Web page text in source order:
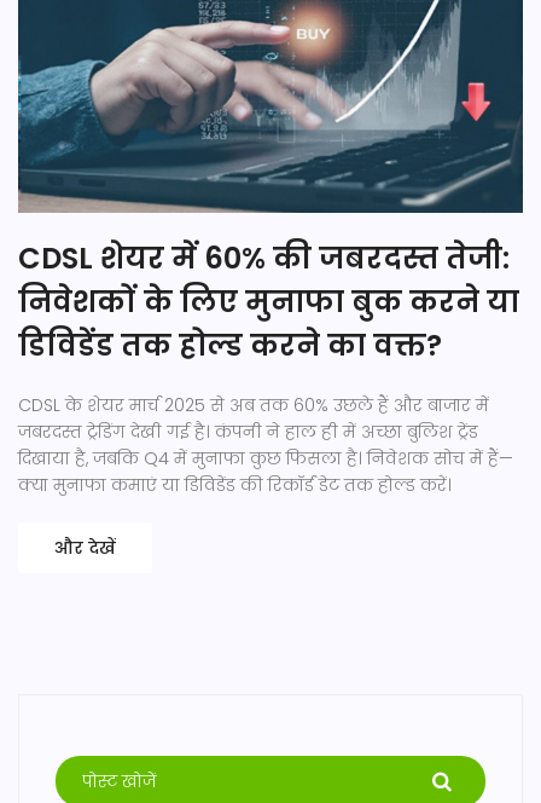
CDSL शेयर में 60% की जबरदस्त तेजी:
निवेशकों के लिए मुनाफा बुक करने या
डिविडेंड तक होल्ड करने का वक्त?
CDSL के शेयर मार्च 2025 से अब तक 60% उछले हैं और बाजार में
जबरदस्त ट्रेडिंग देखी गई है। कंपनी ने हाल ही में अच्छा बुलिश ट्रेंड
दिखाया है, जबकि Q4 में मुनाफा कुछ फिसला है। निवेशक सोच में हैं—
क्या मुनाफा कमाएं या डिविडेंड की रिकॉर्ड डेट तक होल्ड करें।
और देखें